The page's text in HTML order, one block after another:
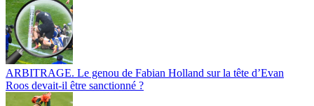
ARBITRAGE. Le genou de Fabian Holland sur la tête d’Evan
Roos devait-il être sanctionné ?